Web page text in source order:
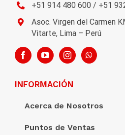
+51 914 480 600 / +51
Asoc. Virgen del Carmen
Vitarte, Lima – Perú
INFORMACIÓN
Acerca de Nosotros
Puntos de Ventas